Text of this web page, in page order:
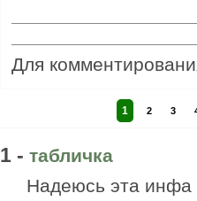
Для
1 2 3
1 - табличка
Надеюсь эта инфа